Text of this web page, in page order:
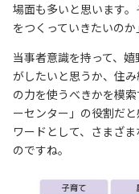
場面も多いと思います
をつくっていきたいの
当事者意識を持って、
がしたいと思うか、住
の力を使うべきかを模
ーセンター」の役割だ
ワードとして、さまざ
のですね。